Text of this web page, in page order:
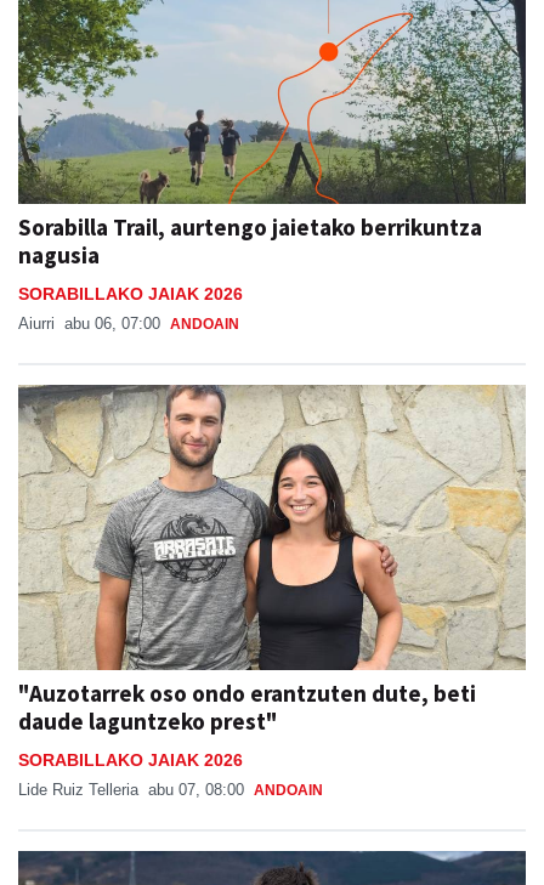
Sorabilla Trail, aurtengo jaietako berrikuntza
nagusia
SORABILLAKO JAIAK 2026
Aiurri abu 06, 07:00 ANDOAIN
"Auzotarrek oso ondo erantzuten dute, beti
daude laguntzeko prest"
SORABILLAKO JAIAK 2026
Lide Ruiz Telleria abu 07, 08:00 ANDOAIN